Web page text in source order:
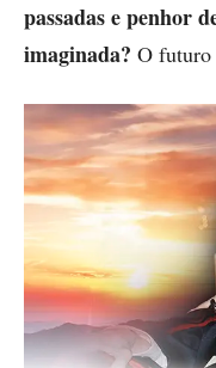
passadas e penhor
imaginada? O